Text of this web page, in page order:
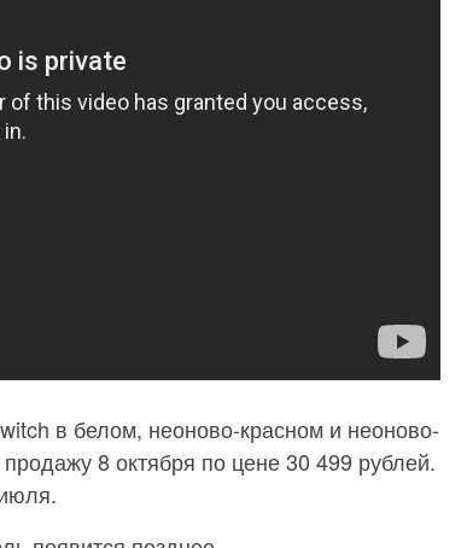
в белом, неоново-красном и неоново-
8 октября по цене 30 499 рублей.